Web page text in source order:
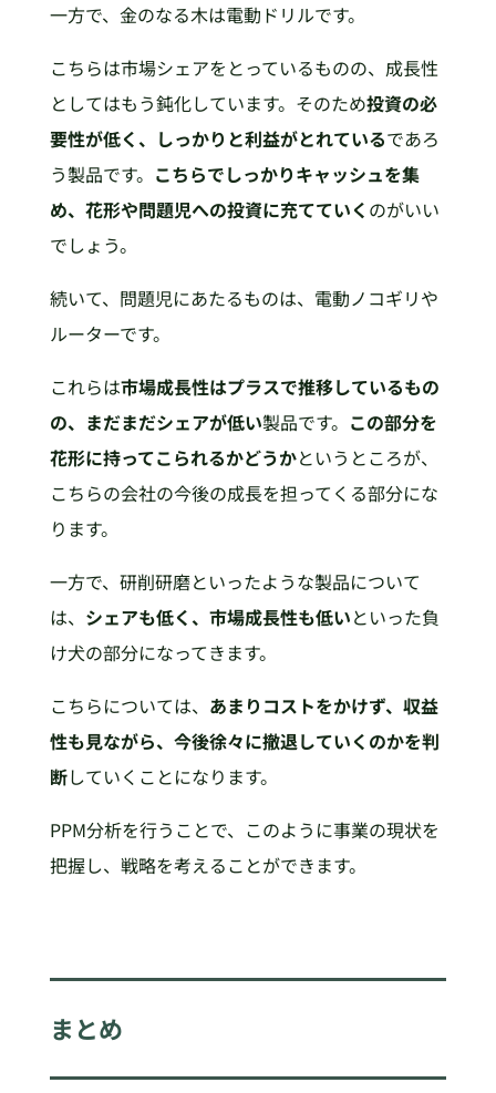
一方で、金のなる木は電動ドリルです。
こちらは市場シェアをとっているものの、成長性
としてはもう鈍化しています。そのため投資の必
要性が低く、しっかりと利益がとれているであろ
う製品です。 こちらでしっかりキャッシュを集
め、花形や問題児への投資に充てていく のがいい
でしょう。
続いて、問題児にあたるものは、電動ノコギリや
ルーターです。
これらは市場成長性はプラスで推移しているもの
の、まだまだシェアが低い製品です。 この部分を
花形に持ってこられるかどうかというところが、
こちらの会社の今後の成長を担ってくる部分にな
ります。
一方で、研削研磨といったような製品について
は、 シェアも低く、市場成長性も低いといった負
け犬の部分になってきます。
こちらについては、 あまりコストをかけず、収益
性も見ながら、今後徐々に撤退していくのかを判
断していくことになります。
PPM分析を行うことで、このように事業の現状を
把握し、戦略を考えることができます。
まとめ